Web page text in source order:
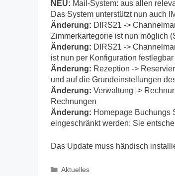
NEU: Mail-System: aus allen
Das System unterstützt nun auch
Änderung: DIRS21 ->
Zimmerkartegorie ist nun möglich
Änderung: DIRS21 ->
ist nun per Konfiguration festlegbar
Änderung: Rezeption ->
und auf die Grundeinstellungen
Änderung: Verwaltung ->
Rechnungen
Änderung: Homepage Buchungs
eingeschränkt werden: Sie
Das Update muss händisch
Kategorien
Aktuelles